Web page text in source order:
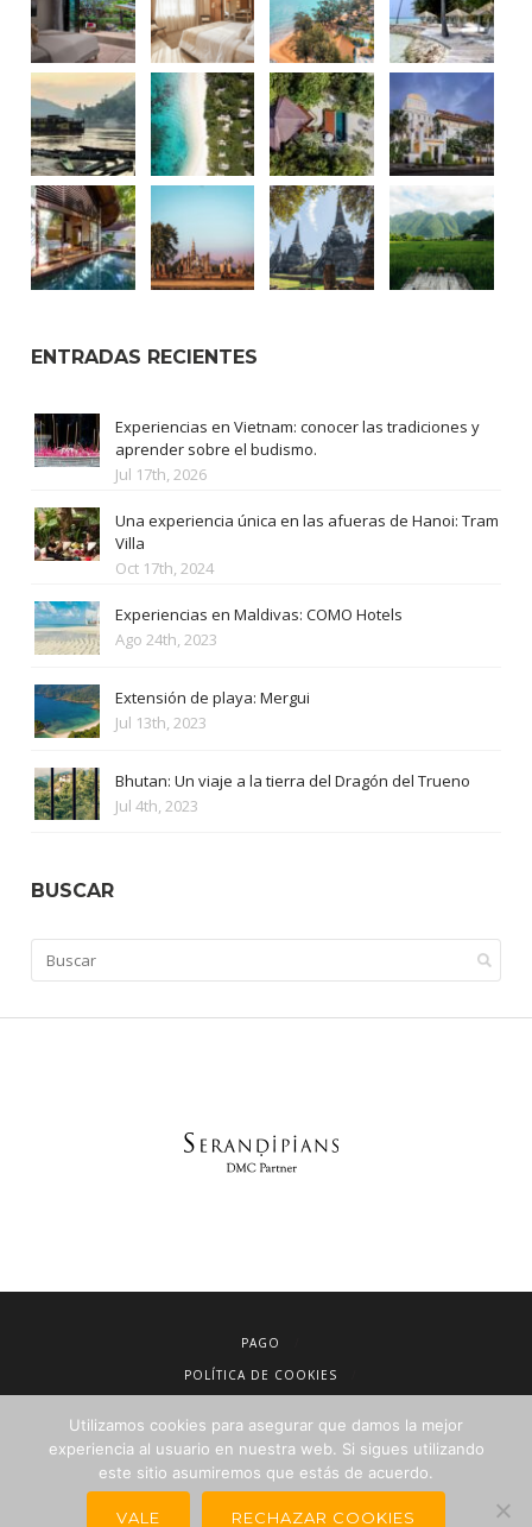
ENTRADAS RECIENTES
Experiencias en Vietnam: conocer las tradiciones y
aprender sobre el budismo.
Jul 17th, 2026
Una experiencia única en las afueras de Hanoi: Tram
Villa
Oct 17th, 2024
Experiencias en Maldivas: COMO Hotels
Ago 24th, 2023
Extensión de playa: Mergui
Jul 13th, 2023
Bhutan: Un viaje a la tierra del Dragón del Trueno
Jul 4th, 2023
BUSCAR
PAGO
POLÍTICA DE COOKIES
CONDICIONES DE VENTA
POLÍTICA DE PRIVACIDAD
Utilizamos cookies para asegurar que damos la mejor
experiencia al usuario en nuestra web. Si sigues utilizando
este sitio asumiremos que estás de acuerdo.
VALE RECHAZAR COOKIES